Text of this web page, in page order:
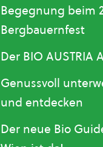
Begegnung beim
Bergbauernfest
Der BIO AUSTRIA
Genussvoll
und entdecken
Der neue Bio